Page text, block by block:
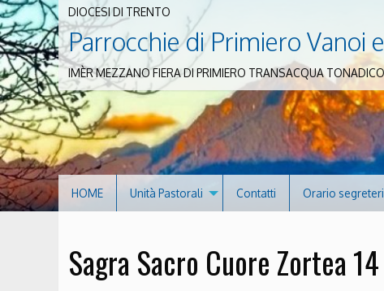
DIOCESI DI TRENTO
Parrocchie di Primiero Vanoi
IMÈR MEZZANO FIERA DI PRIMIERO TRANSACQUA
HOME Unità Pastorali Contatti Orario
Sagra Sacro Cuore Zortea